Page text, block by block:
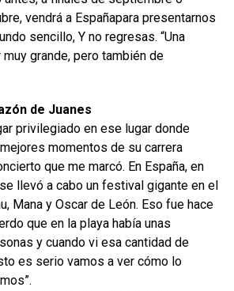
vendrá a Españapara presentarnos
sencillo, Y no regresas. “Una
grande, pero también de
de Juanes
privilegiado en ese lugar donde
momentos de su carrera
que me marcó. En España, en
llevó a cabo un festival gigante en el
Mana y Oscar de León. Eso fue hace
que en la playa había unas
y cuando vi esa cantidad de
es serio vamos a ver cómo lo